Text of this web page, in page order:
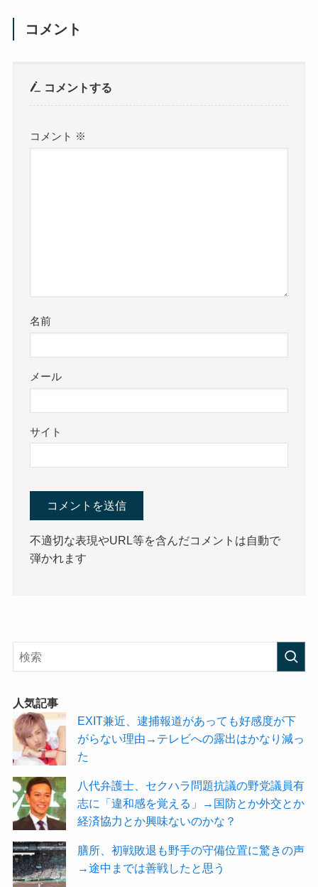
コメント
コメントする
コメント ※
名前
メール
サイト
不適切な表現やURL等を含んだコメントは自動で
弾かれます
人気記事
EXIT兼近、逮捕報道があっても好感度が下
がらない理由→テレビへの露出はかなり減っ
た
八代弁護士、セクハラ問題抗議の野党議員有
志に「違和感を覚える」→国防とか外交とか
経済協力とか興味ないのかな？
膳所、初戦敗退も野手の守備位置に驚きの声
→途中までは善戦したと思う